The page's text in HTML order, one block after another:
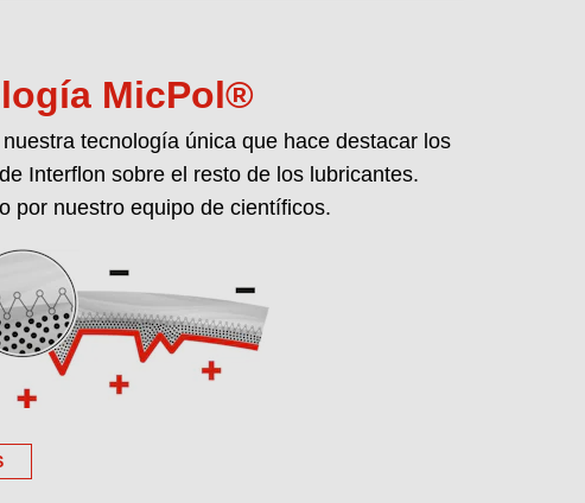
a su alcance
virtuales en diferente temas de lubricación y
MicPol®
tecnología única que hace destacar los
Interflon sobre el resto de los lubricantes.
por nuestro equipo de científicos.